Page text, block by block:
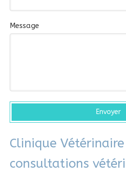
Message
Envoyer
Clinique
consultations